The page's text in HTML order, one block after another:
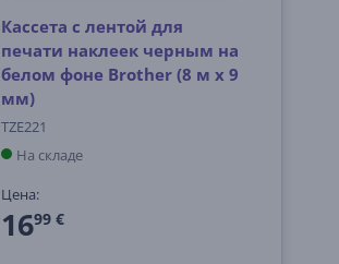
Кассета с лентой для
печати наклеек черным на
белом фоне Brother (8 м х 9
мм)
TZE221
На складе
Цена:
1699 €